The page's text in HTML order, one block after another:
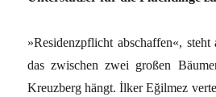
»Residenzpflicht abschaffen«, steht
das zwischen zwei großen
Kreuzberg hängt. İlker Eğilmez